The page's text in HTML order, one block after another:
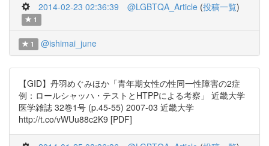
2014-02-23 02:36:39 @LGBTQA_Article (投稿一覧)
1
1 @ishimai_june
【GID】丹羽めぐみほか「青年期女性の性同一性障害の2症
例：ロールシャッハ・テストとHTPPによる考察」 近畿大学
医学雑誌 32巻1号 (p.45-55) 2007-03 近畿大学
http://t.co/vWUu88c2K9 [PDF]